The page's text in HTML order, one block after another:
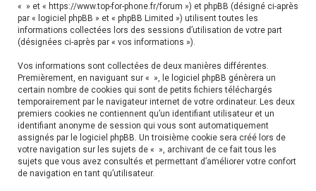
« » et « https://www.top-for-phone.fr/forum ») et phpBB (désigné ci-après
par « logiciel phpBB » et « phpBB Limited ») utilisent toutes les
informations collectées lors des sessions d’utilisation de votre part
(désignées ci-après par « vos informations »).
Vos informations sont collectées de deux manières différentes.
Premièrement, en naviguant sur « », le logiciel phpBB génèrera un
certain nombre de cookies qui sont de petits fichiers téléchargés
temporairement par le navigateur internet de votre ordinateur. Les deux
premiers cookies ne contiennent qu’un identifiant utilisateur et un
identifiant anonyme de session qui vous sont automatiquement
assignés par le logiciel phpBB. Un troisième cookie sera créé lors de
votre navigation sur les sujets de « », archivant de ce fait tous les
sujets que vous avez consultés et permettant d’améliorer votre confort
de navigation en tant qu’utilisateur.